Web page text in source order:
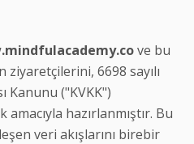
ve bu
ziyaretçilerini, 6698 sayılı
Kanunu ("KVKK")
hazırlanmıştır. Bu
veri akışlarını birebir